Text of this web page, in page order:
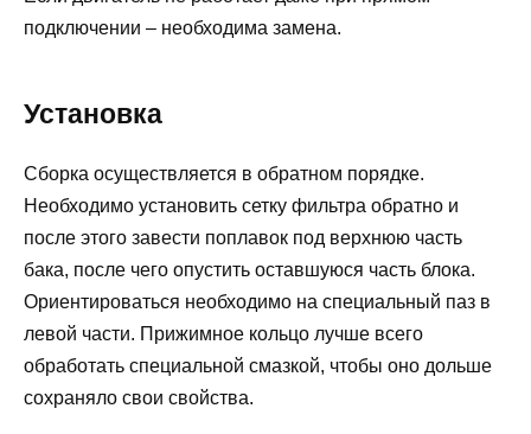
подключении – необходима замена.
Установка
Сборка осуществляется в обратном порядке.
Необходимо установить сетку фильтра обратно и
после этого завести поплавок под верхнюю часть
бака, после чего опустить оставшуюся часть блока.
Ориентироваться необходимо на специальный паз в
левой части. Прижимное кольцо лучше всего
обработать специальной смазкой, чтобы оно дольше
сохраняло свои свойства.